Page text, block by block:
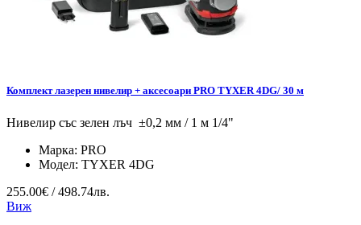
Комплект лазерен нивелир + аксесоари PRO TYXER 4DG/ 30 м
Нивелир със зелен лъч ±0,2 мм / 1 м 1/4"
Марка: PRO
Модел: TYXER 4DG
255.00€ / 498.74лв.
Виж